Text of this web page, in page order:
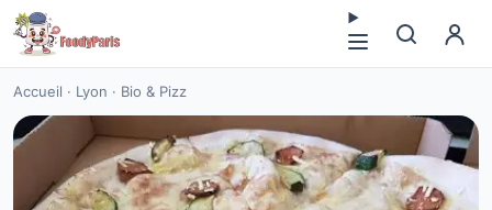
Accueil · Lyon · Bio & Pizz